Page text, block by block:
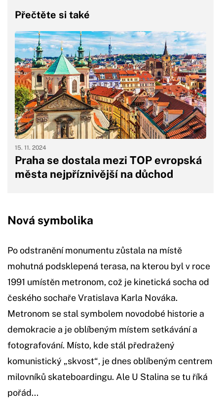
Přečtěte si také
Praha se dostala mezi TOP evropská
města nejpříznivější na důchod
15. 11. 2024
Nová symbolika
Po odstranění monumentu zůstala na místě
mohutná podsklepená terasa, na kterou byl v roce
1991 umístěn metronom, což je kinetická socha od
českého sochaře Vratislava Karla Nováka.
Metronom se stal symbolem novodobé historie a
demokracie a je oblíbeným místem setkávání a
fotografování. Místo, kde stál předražený
komunistický „skvost“, je dnes oblíbeným centrem
milovníků skateboardingu. Ale U Stalina se tu říká
pořád...